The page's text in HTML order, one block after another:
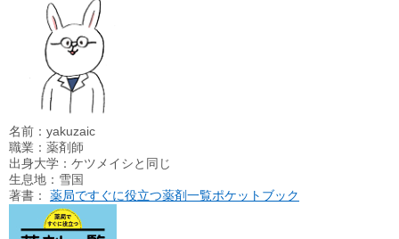
名前：yakuzaic
職業：薬剤師
出身大学：ケツメイシと同じ
生息地：雪国
著書： 薬局ですぐに役立つ薬剤一覧ポケットブック